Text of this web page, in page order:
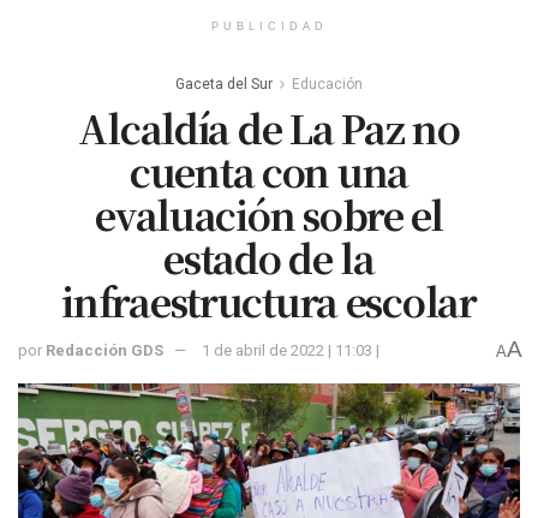
PUBLICIDAD
Gaceta del Sur Educación
Alcaldía de La Paz no
cuenta con una
evaluación sobre el
estado de la
infraestructura escolar
por Redacción GDS 1 de abril de 2022 | 11:03 | AA